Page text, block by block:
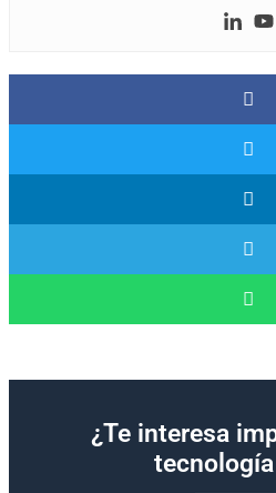
¿Te interesa